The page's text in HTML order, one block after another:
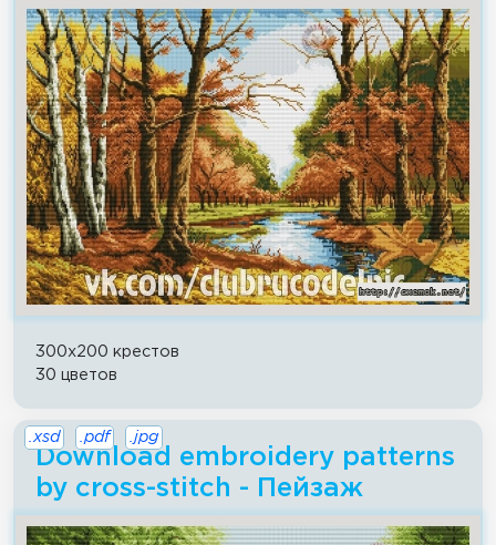
300x200 крестов
30 цветов
Download embroidery patterns
by cross-stitch - Пейзаж
.xsd .pdf .jpg